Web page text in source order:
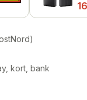
kort, bank